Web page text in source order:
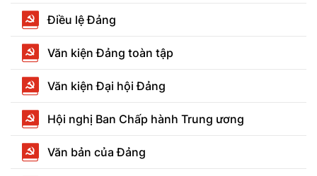
Điều lệ Đảng
Văn kiện Đảng toàn tập
Văn kiện Đại hội Đảng
Hội nghị Ban Chấp hành Trung ương
Văn bản của Đảng